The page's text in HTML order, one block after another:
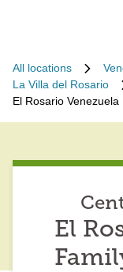
All locations
La Villa del Rosario
El Rosario
El